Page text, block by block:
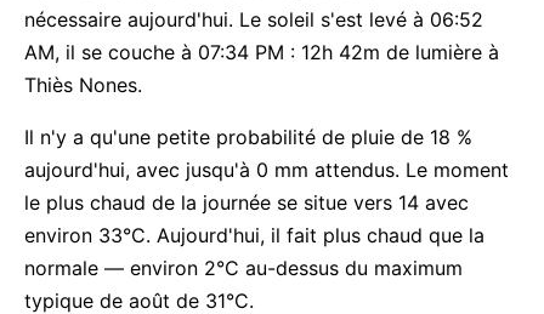
nécessaire aujourd'hui. Le soleil s'est levé à 06:52
AM, il se couche à 07:34 PM : 12h 42m de lumière à
Thiès Nones.
Il n'y a qu'une petite probabilité de pluie de 18 %
aujourd'hui, avec jusqu'à 0 mm attendus. Le moment
le plus chaud de la journée se situe vers 14 avec
environ 33°C. Aujourd'hui, il fait plus chaud que la
normale — environ 2°C au-dessus du maximum
typique de août de 31°C.